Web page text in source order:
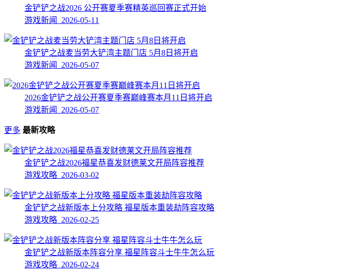
金铲铲之战2026 公开赛夏季赛精英巡回赛正式开始
游戏新闻 2026-05-11
金铲铲之战麦当劳大铲湾主题门店 5月8日将开启
游戏新闻 2026-05-07
2026金铲铲之战公开赛夏季赛巅峰赛本月11日将开启
游戏新闻 2026-05-07
更多 最新攻略
金铲铲之战2026福星恭喜发财德莱文开局阵容推荐
游戏攻略 2026-03-02
金铲铲之战新版本上分攻略 福星版本重装劫阵容攻略
游戏攻略 2026-02-25
金铲铲之战新版本阵容分享 福星阵容斗士牛牛怎么玩
游戏攻略 2026-02-24